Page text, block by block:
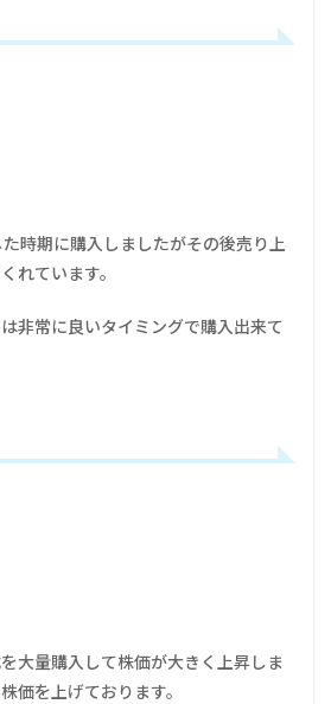
時期に購入しましたがその後売り上
れています。
非常に良いタイミングで購入出来て
大量購入して株価が大きく上昇しま
価を上げております。